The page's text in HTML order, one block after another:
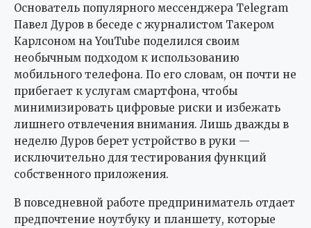
Основатель популярного мессенджера Telegram
Павел Дуров в беседе с журналистом Такером
Карлсоном на YouTube поделился своим
необычным подходом к использованию
мобильного телефона. По его словам, он почти не
прибегает к услугам смартфона, чтобы
минимизировать цифровые риски и избежать
лишнего отвлечения внимания. Лишь дважды в
неделю Дуров берет устройство в руки —
исключительно для тестирования функций
собственного приложения.
В повседневной работе предприниматель отдает
предпочтение ноутбуку и планшету, которые